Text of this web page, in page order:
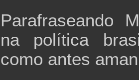
Parafraseando
na política
como antes